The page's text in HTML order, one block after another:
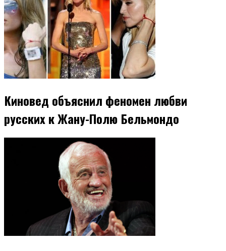
Киновед объяснил феномен любви
русских к Жану-Полю Бельмондо